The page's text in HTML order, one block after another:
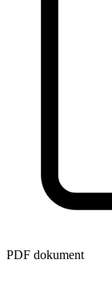
PDF dokument